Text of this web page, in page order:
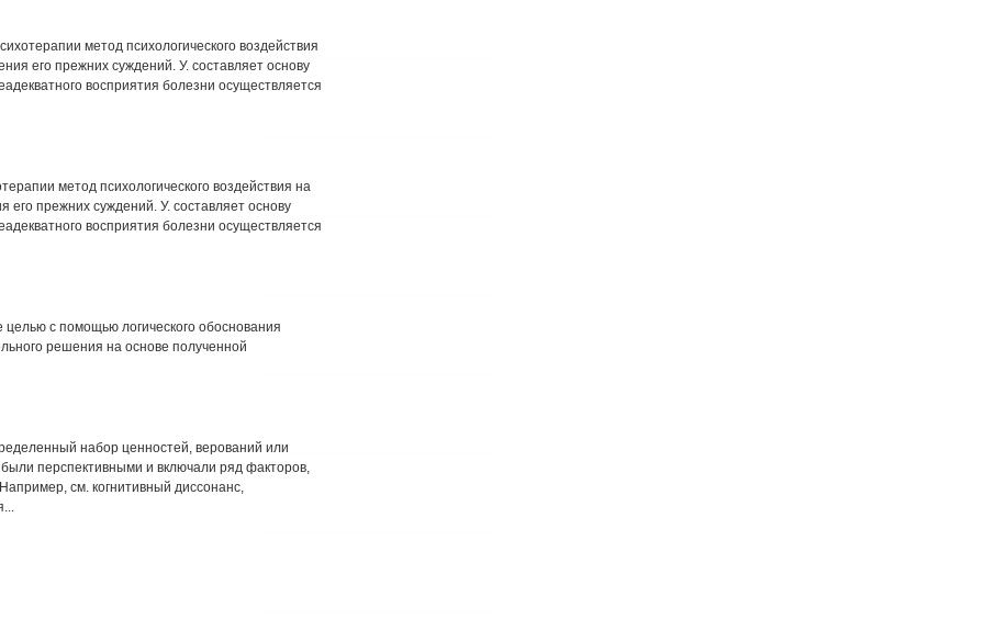
метод психологического воздействия
его прежних суждений. У. составляет основу
восприятия болезни осуществляется
метод психологического воздействия на
прежних суждений. У. составляет основу
восприятия болезни осуществляется
с помощью логического обоснования
решения на основе полученной
набор ценностей, верований или
перспективными и включали ряд факторов,
см. когнитивный диссонанс,